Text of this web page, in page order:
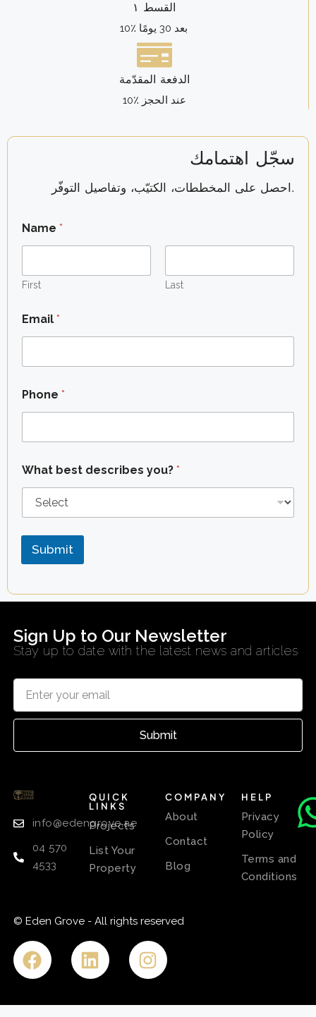
القسط ١
10٪ بعد 30 يومًا
الدفعة المقدّمة
10٪ عند الحجز
سجّل اهتمامك
احصل على المخططات، الكتيّب، وتفاصيل التوفّر.
Name *
First Last
y
o
?
Email *
Phone *
What best describes you? *
Submit
Sign Up to Our Newsletter
Stay up to date with the latest news and articles
Submit
info@edengrove.ae
04 570
4533
QUICK
LINKS
Projects
List Your
Property
COMPANY
About
Contact
Blog
HELP
Privacy
Policy
Terms and
Conditions
© Eden Grove - All rights reserved